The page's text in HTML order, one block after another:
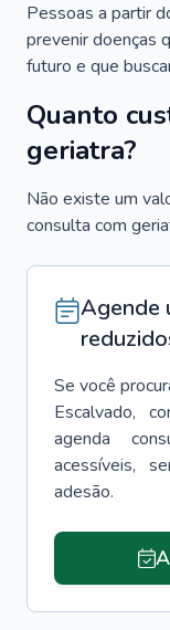
Pessoas a partir
prevenir doenças
futuro e que
Quanto
geriatra?
Não existe um
consulta com
Agende
Se você
Escalvado,
agenda
acessíveis,
adesão.